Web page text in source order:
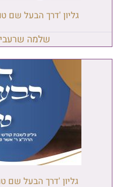
גליון 'דרך הבעל שם
שלמה
גליון 'דרך הבעל שם